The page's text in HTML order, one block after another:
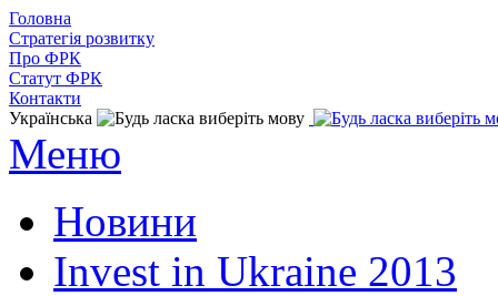
Головна
Стратегія розвитку
Про ФРК
Статут ФРК
Контакти
Українська
Меню
Новини
Invest in Ukraine 2013